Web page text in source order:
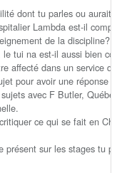
dont tu parles ou aurait-
Lambda est-il
de la discipline???
tui na est-il aussi bien
affecté dans un service
pour avoir une réponse
avec F Butler,
ce qui se fait en
présent sur les stages tu